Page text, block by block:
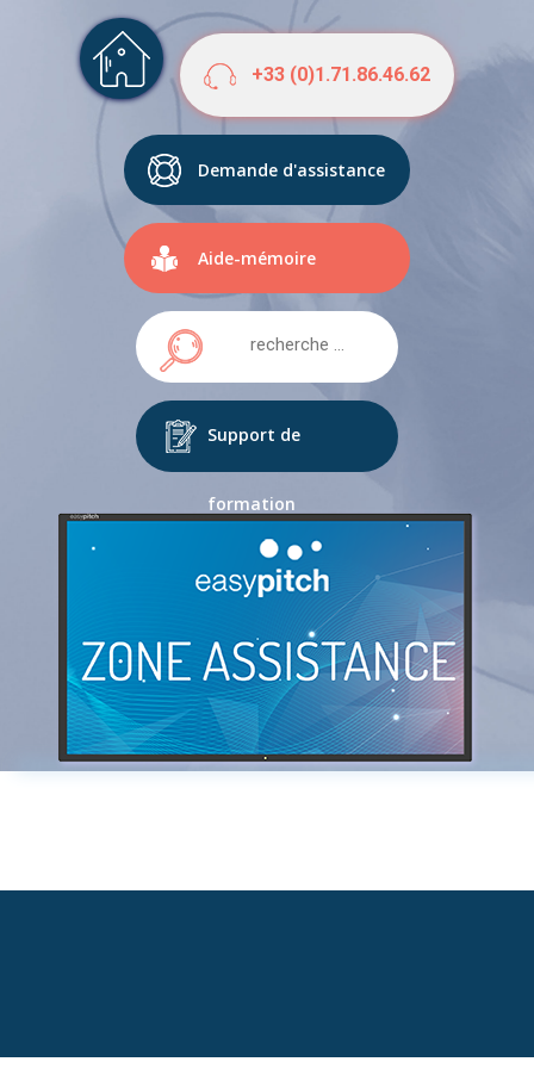
+33 (0)1.71.86.46.62
Demande d'assistance
Aide-mémoire
Support de
formation